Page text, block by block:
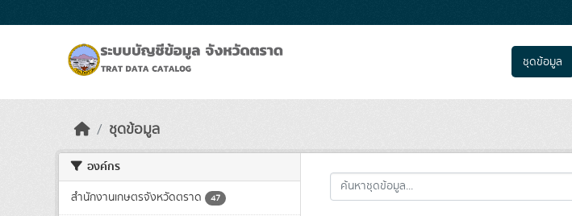
ชุดข้อมูล
ชุดข้อมูล
องค์กร
สำนักงานเกษตรจังหวัดตราด 47